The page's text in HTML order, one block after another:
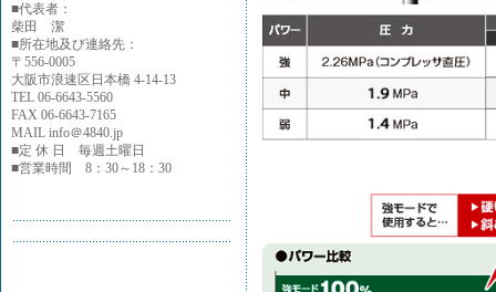
■代表者：
柴田 潔
■所在地及び連絡先：
〒556-0005
大阪市浪速区日本橋 4-14-13
TEL 06-6643-5560
FAX 06-6643-7165
MAIL info＠4840.jp
■定 休 日 毎週土曜日
■営業時間 8：30～18：30